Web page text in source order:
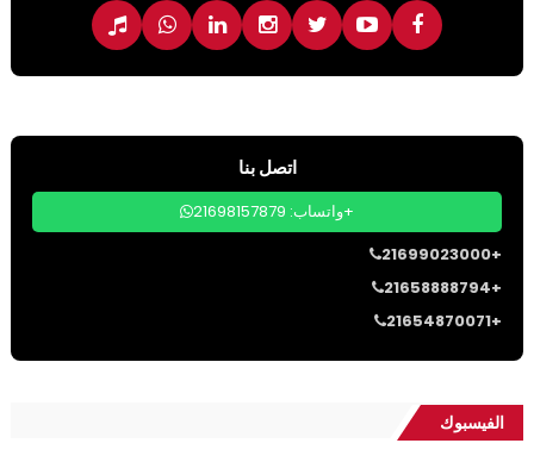
اتصل بنا
واتساب: 21698157879+
21699023000+
21658888794+
21654870071+
الفيسبوك